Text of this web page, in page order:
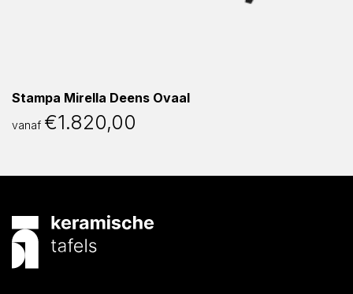
Stampa Mirella Deens Ovaal
vanaf €1.820,00